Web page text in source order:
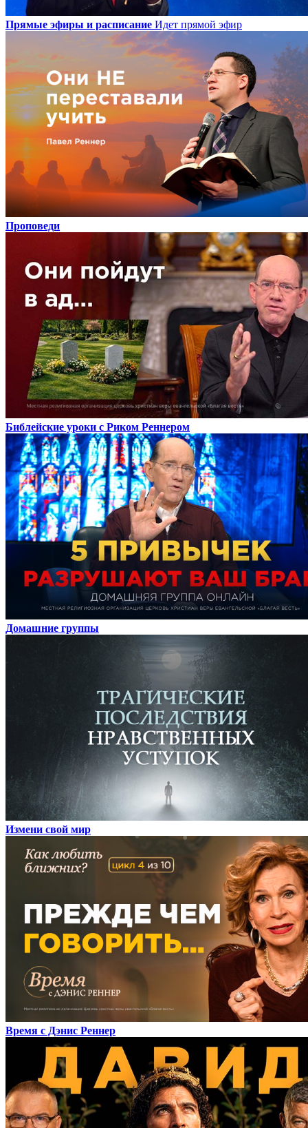
Прямые эфиры и расписание Идет прямой эфир
Проповеди
Библейские уроки с Риком Реннером
Домашние группы
Измени свой мир
Время с Дэнис Реннер